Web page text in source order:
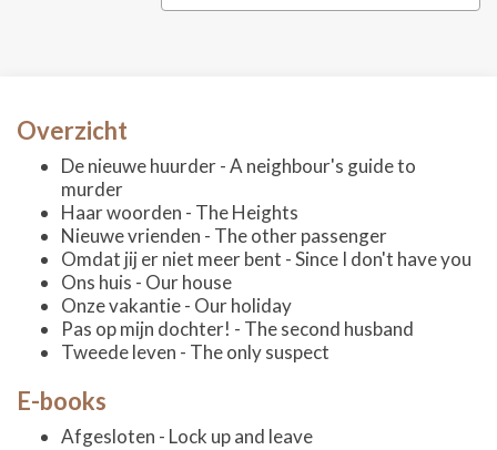
Overzicht
De nieuwe huurder - A neighbour's guide to
murder
Haar woorden - The Heights
Nieuwe vrienden - The other passenger
Omdat jij er niet meer bent - Since I don't have you
Ons huis - Our house
Onze vakantie - Our holiday
Pas op mijn dochter! - The second husband
Tweede leven - The only suspect
E-books
Afgesloten - Lock up and leave